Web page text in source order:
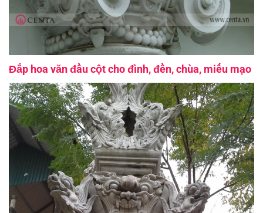
Đắp hoa văn đầu cột cho đình, đền, chùa, miếu mạo